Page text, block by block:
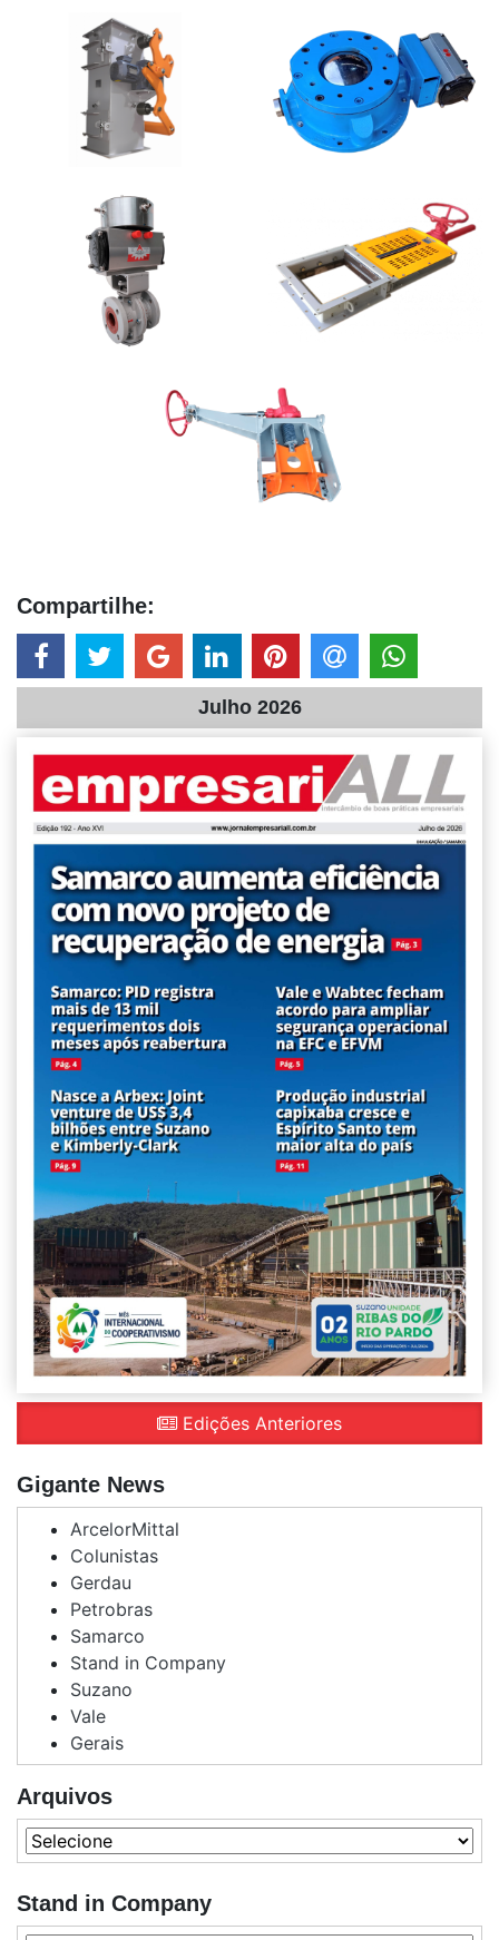
Compartilhe:
Julho 2026
Edições Anteriores
Gigante News
ArcelorMittal
Colunistas
Gerdau
Petrobras
Samarco
Stand in Company
Suzano
Vale
Gerais
Arquivos
Stand in Company